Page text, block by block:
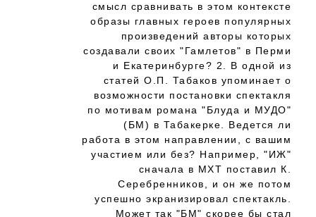
смысл сравнивать в этом контексте
образы главных героев популярных
произведений авторы которых
создавали своих "Гамлетов" в Перми
и Екатеринбурге? 2. В одной из
статей О.П. Табаков упоминает о
возможности постановки спектакля
по мотивам романа "Блуда и МУДО"
(БМ) в Табакерке. Ведется ли
работа в этом направлении, с вашим
участием или без? Например, "ИЖ"
сначала в МХТ поставил К.
Серебренников, и он же потом
успешно экранизировал спектакль.
Может так "БМ" скорее бы стал